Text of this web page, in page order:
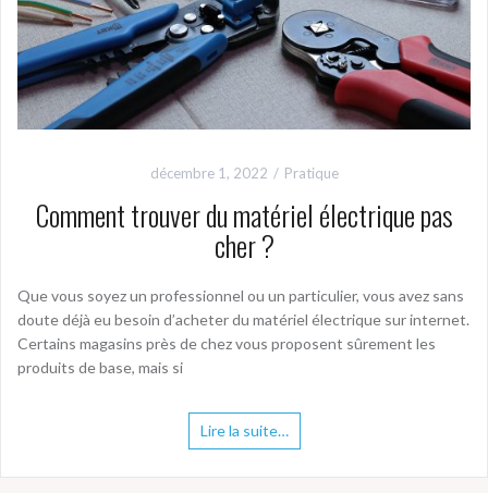
décembre 1, 2022 Pratique
Comment trouver du matériel électrique pas
cher ?
Que vous soyez un professionnel ou un particulier, vous avez sans
doute déjà eu besoin d’acheter du matériel électrique sur internet.
Certains magasins près de chez vous proposent sûrement les
produits de base, mais si
Lire la suite…